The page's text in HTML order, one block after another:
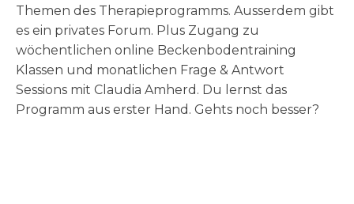
Themen des Therapieprogramms. Ausserdem gibt
es ein privates Forum. Plus Zugang zu
wöchentlichen online Beckenbodentraining
Klassen und monatlichen Frage & Antwort
Sessions mit Claudia Amherd. Du lernst das
Programm aus erster Hand. Gehts noch besser?